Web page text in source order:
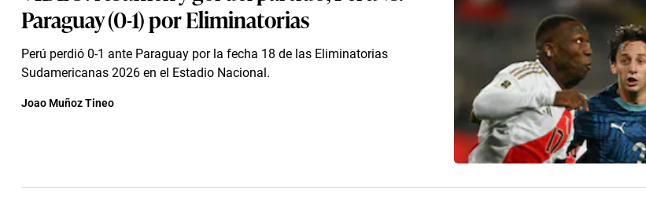
Paraguay (0-1) por Eliminatorias
Perú perdió 0-1 ante Paraguay por la fecha 18 de las Eliminatorias
Sudamericanas 2026 en el Estadio Nacional.
Joao Muñoz Tineo